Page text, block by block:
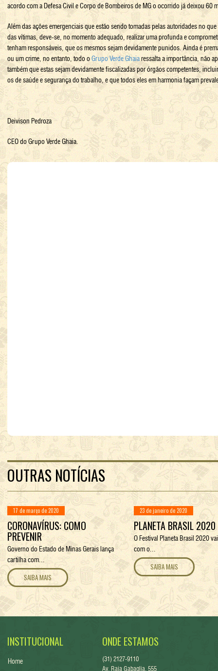
acordo com a Defesa Civil e Corpo de Bombeiros de MG o ocorrido já deixou
Além das ações emergenciais que estão sendo tomadas pelas autoridades no
das vítimas, deve-se, no momento adequado, realizar uma profunda e
tenham responsáveis, que os mesmos sejam devidamente punidos. Ainda é
ou um crime, no entanto, todo oGrupo Verde Ghaiaressalta a importância, não
também que estas sejam devidamente fiscalizadas por órgãos competentes,
os de saúde e segurança do trabalho, e que todos eles em harmonia façam
Deivison Pedroza
CEOdo Grupo Verde Ghaia.
OUTRAS NOTÍCIAS
17 de março de 2020
CORONAVÍRUS: COMO
PREVENIR
Governo do Estado de Minas Gerais lança
cartilha com...
SAIBA MAIS
23 de janeiro de 2020
PLANETA BRASIL 2020
O Festival Planeta Brasil 2020
com o...
SAIBA MAIS
INSTITUCIONAL
Home
ONDE ESTAMOS
(31) 2127-9110
Av. Raja Gabaglia, 555